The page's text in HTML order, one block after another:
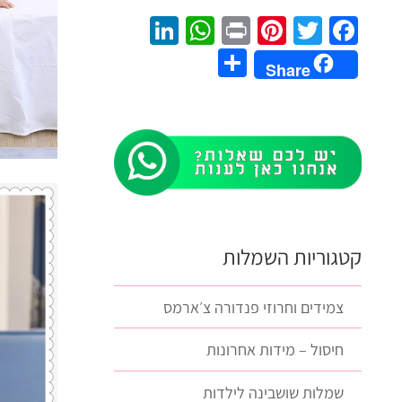
Facebook
Twitter
Pinterest
Print
WhatsApp
Share
קטגוריות השמלות
צמידים וחרוזי פנדורה צ׳ארמס
חיסול – מידות אחרונות
שמלות שושבינה לילדות